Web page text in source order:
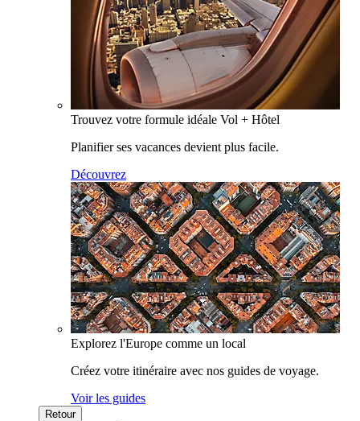
Trouvez votre formule idéale Vol + Hôtel
Planifier ses vacances devient plus facile.
Découvrez
Explorez l'Europe comme un local
Créez votre itinéraire avec nos guides de voyage.
Voir les guides
Retour